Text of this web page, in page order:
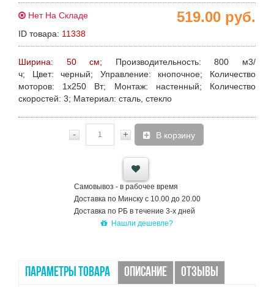
Нет На Складе
ID товара: 11338
519.00 руб.
Ширина: 50 см; Производительность: 800 м3/
ч; Цвет: черный; Управление: кнопочное; Количество
моторов: 1х250 Вт; Монтаж: настенный; Количество
скоростей: 3; Материал: сталь, стекло
- + В корзину
Самовывоз - в рабочее время
Доставка по Минску с 10.00 до 20.00
Доставка по РБ в течение 3-х дней
Нашли дешевле?
ПАРАМЕТРЫ ТОВАРА ОПИСАНИЕ ОТЗЫВЫ